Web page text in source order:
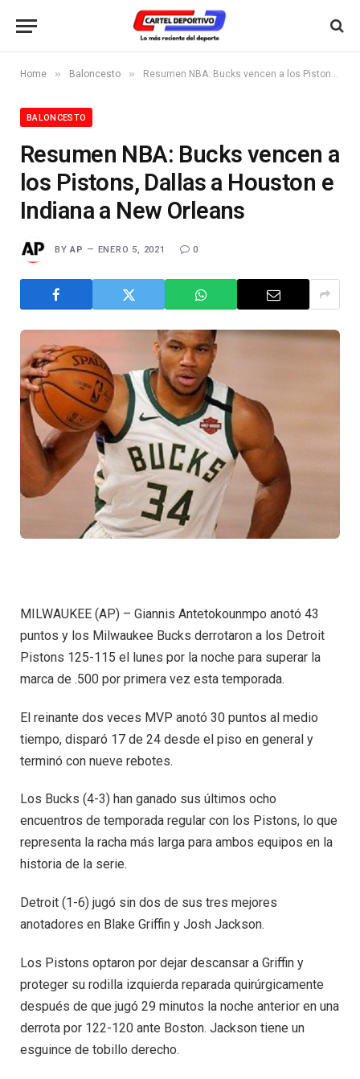
Home » Baloncesto » Resumen NBA: Bucks vencen a los Pistons, Dallas a Houston e Indiana a New Orleans
BALONCESTO
Resumen NBA: Bucks vencen a
los Pistons, Dallas a Houston e
Indiana a New Orleans
BY AP ENERO 5, 2021 0
MILWAUKEE (AP) – Giannis Antetokounmpo anotó 43
puntos y los Milwaukee Bucks derrotaron a los Detroit
Pistons 125-115 el lunes por la noche para superar la
marca de .500 por primera vez esta temporada.
El reinante dos veces MVP anotó 30 puntos al medio
tiempo, disparó 17 de 24 desde el piso en general y
terminó con nueve rebotes.
Los Bucks (4-3) han ganado sus últimos ocho
encuentros de temporada regular con los Pistons, lo que
representa la racha más larga para ambos equipos en la
historia de la serie.
Detroit (1-6) jugó sin dos de sus tres mejores
anotadores en Blake Griffin y Josh Jackson.
Los Pistons optaron por dejar descansar a Griffin y
proteger su rodilla izquierda reparada quirúrgicamente
después de que jugó 29 minutos la noche anterior en una
derrota por 122-120 ante Boston. Jackson tiene un
esguince de tobillo derecho.